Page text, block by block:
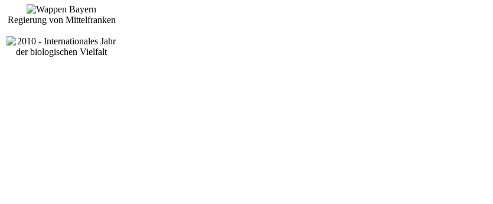
Regierung von Mittelfranken